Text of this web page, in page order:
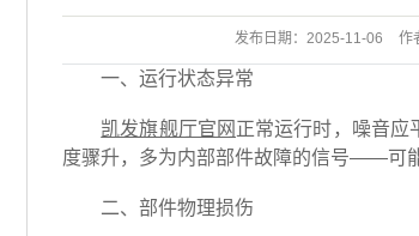
麦稻两用粉碎机
粉浆过细机
配套设备
发布日期： 2025-11-06 作
一、运行状态异常
凯发旗舰厅官网 正常运行时，噪音应
度骤升，多为内部部件故障的信号——可
二、部件物理损伤